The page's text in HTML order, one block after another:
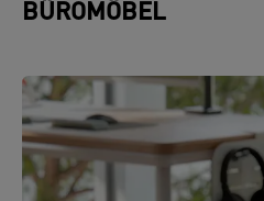
BÜROMÖBEL